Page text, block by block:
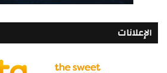
الإعلانات